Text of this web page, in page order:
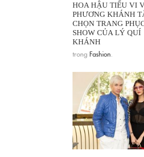
HOA HẬU TIỂU VI
PHƯƠNG KHÁNH
CHỌN TRANG
SHOW CỦA LÝ QUÍ
KHÁNH
trong Fashion